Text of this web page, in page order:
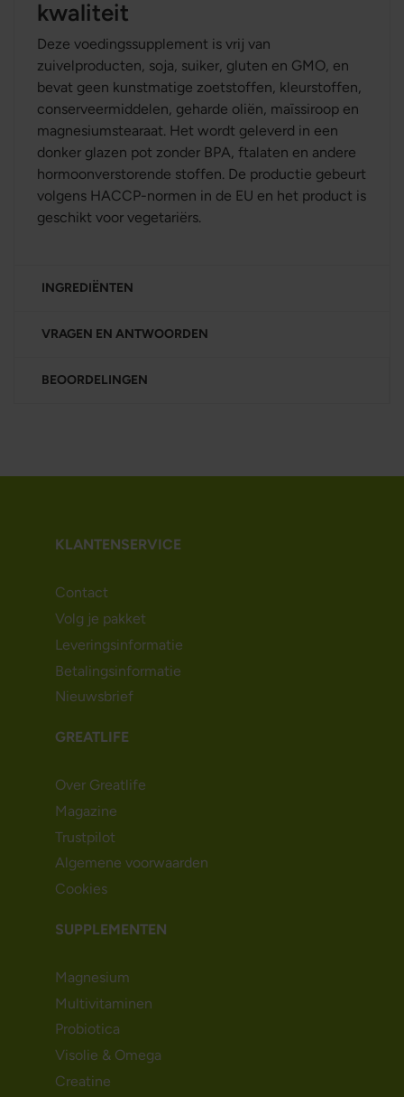
kwaliteit
Deze voedingssupplement is vrij van
zuivelproducten, soja, suiker, gluten en GMO, en
bevat geen kunstmatige zoetstoffen, kleurstoffen,
conserveermiddelen, geharde oliën, maïssiroop en
magnesiumstearaat. Het wordt geleverd in een
donker glazen pot zonder BPA, ftalaten en andere
hormoonverstorende stoffen. De productie gebeurt
volgens HACCP-normen in de EU en het product is
geschikt voor vegetariërs.
INGREDIËNTEN
VRAGEN EN ANTWOORDEN
BEOORDELINGEN
KLANTENSERVICE
Contact
Volg je pakket
Leveringsinformatie
Betalingsinformatie
Nieuwsbrief
GREATLIFE
Over Greatlife
Magazine
Trustpilot
Algemene voorwaarden
Cookies
SUPPLEMENTEN
Magnesium
Multivitaminen
Probiotica
Visolie & Omega
Creatine